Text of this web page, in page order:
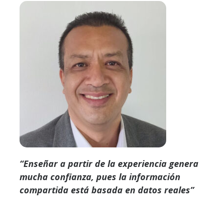
“Enseñar a partir de la experiencia genera
mucha confianza, pues la información
compartida está basada en datos reales”